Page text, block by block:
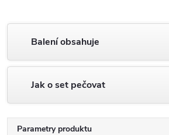
Balení obsahuje
Jak o set pečovat
Parametry produktu